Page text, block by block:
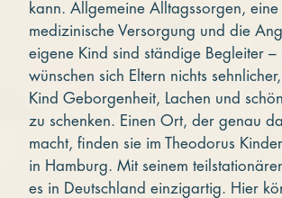
kann. Allgemeine Alltagssorgen, eine
medizinische Versorgung und die
eigene Kind sind ständige Begleiter –
wünschen sich Eltern nichts
Kind Geborgenheit, Lachen und
zu schenken. Einen Ort, der genau
macht, finden sie im Theodorus
in Hamburg. Mit seinem
es in Deutschland einzigartig. Hier